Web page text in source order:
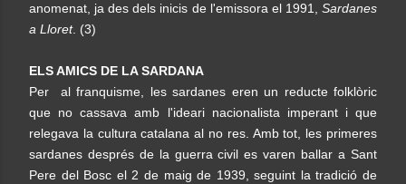
anomenat, ja des dels inicis de l'emissora el 1991, Sardanes
a Lloret. (3)
ELS AMICS DE LA SARDANA
Per al franquisme, les sardanes eren un reducte folklòric
que no cassava amb l'ideari nacionalista imperant i que
relegava la cultura catalana al no res. Amb tot, les primeres
sardanes després de la guerra civil es varen ballar a Sant
Pere del Bosc el 2 de maig de 1939, seguint la tradició de